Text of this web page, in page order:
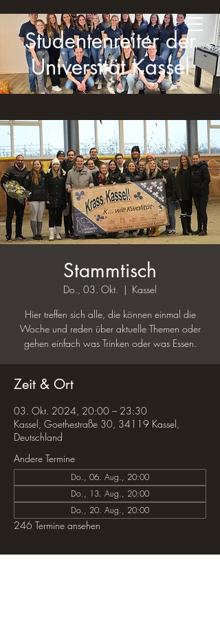
Studentenreiter der
Universität Kassel
Stammtisch
Do., 03. Okt.
  |
Kassel
Hier treffen sich alle, die können einmal die
Woche und reden über aktuelle Themen oder
gehen einfach was Trinken oder was Essen.
Zeit & Ort
03. Okt. 2024, 20:00 – 23:30
Kassel, Goethestraße 30, 34119 Kassel,
Deutschland
Andere Termine
Do., 06. Aug., 20:00
Do., 13. Aug., 20:00
Do., 20. Aug., 20:00
246 Termine ansehen